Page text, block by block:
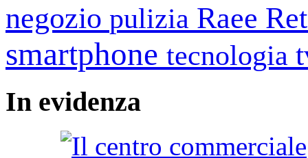
negozio pulizia Raee
smartphone tecnologia
In evidenza